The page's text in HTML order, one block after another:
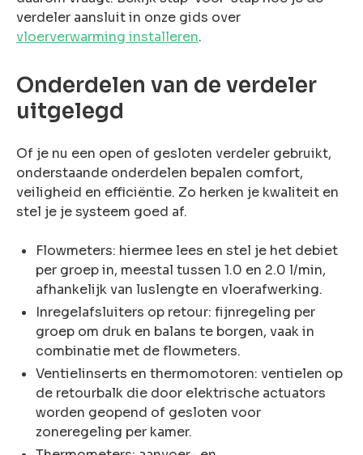
verdeler aansluit in onze gids over
vloerverwarming installeren.
Onderdelen van de verdeler
uitgelegd
Of je nu een open of gesloten verdeler gebruikt,
onderstaande onderdelen bepalen comfort,
veiligheid en efficiëntie. Zo herken je kwaliteit en
stel je je systeem goed af.
Flowmeters: hiermee lees en stel je het debiet
per groep in, meestal tussen 1.0 en 2.0 l/min,
afhankelijk van luslengte en vloerafwerking.
Inregelafsluiters op retour: fijnregeling per
groep om druk en balans te borgen, vaak in
combinatie met de flowmeters.
Ventielinserts en thermomotoren: ventielen op
de retourbalk die door elektrische actuators
worden geopend of gesloten voor
zoneregeling per kamer.